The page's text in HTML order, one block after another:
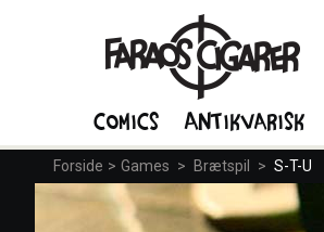
Forside > Games > Brætspil > S-T-U
Comics Antikvarisk